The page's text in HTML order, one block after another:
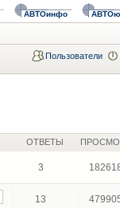
АВТОинфо
Пользователи
ОТВЕТЫ
3
13